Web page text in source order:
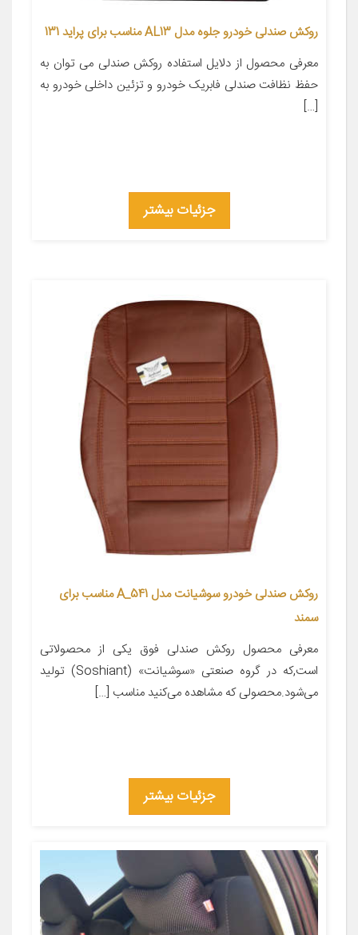
روکش صندلی خودرو جلوه مدل AL13 مناسب برای پراید 131
معرفی محصول از دلایل استفاده روکش صندلی می توان به
حفظ نظافت صندلی فابریک خودرو و تزئین داخلی خودرو به
[…]
جزئیات بیشتر
روکش صندلی خودرو سوشیانت مدل A_541 مناسب برای
سمند
معرفی محصول روکش صندلی فوق یکی از محصولاتی
است,که در گروه صنعتی «سوشیانت» (Soshiant) تولید
می‌شود.محصولی که مشاهده می‌کنید مناسب […]
جزئیات بیشتر